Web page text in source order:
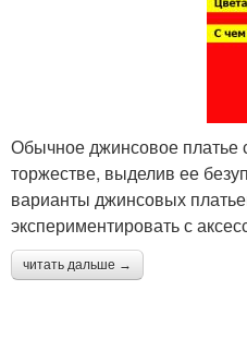
Обычное джинсовое платье
торжестве, выделив ее
варианты джинсовых
экспериментировать с
читать дальше →